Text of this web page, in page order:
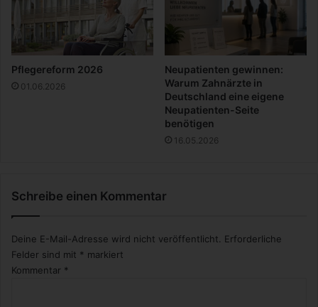
s
s
Pflegereform 2026
01.06.2026
Neupatienten gewinnen:
Warum Zahnärzte in
Deutschland eine eigene
Neupatienten-Seite
benötigen
16.05.2026
Schreibe einen Kommentar
Deine E-Mail-Adresse wird nicht veröffentlicht. Erforderliche
Felder sind mit * markiert
Kommentar *